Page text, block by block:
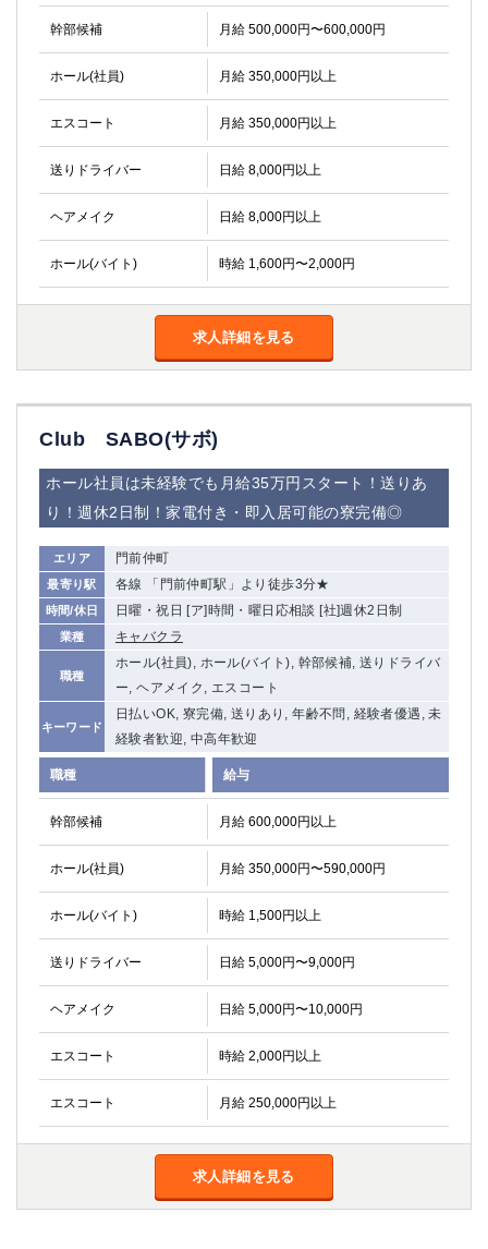
幹部候補 月給 500,000円〜600,000円
ホール(社員) 月給 350,000円以上
エスコート 月給 350,000円以上
送りドライバー 日給 8,000円以上
ヘアメイク 日給 8,000円以上
ホール(バイト) 時給 1,600円〜2,000円
求人詳細を見る
Club SABO(サボ)
ホール社員は未経験でも月給35万円スタート！送りあ
り！週休2日制！家電付き・即入居可能の寮完備◎
エリア 門前仲町
最寄り駅 各線 「門前仲町駅」より徒歩3分★
時間/休日 日曜・祝日 [ア]時間・曜日応相談 [社]週休2日制
業種 キャバクラ
職種
ホール(社員), ホール(バイト), 幹部候補, 送りドライバ
ー, ヘアメイク, エスコート
キーワード
日払いOK, 寮完備, 送りあり, 年齢不問, 経験者優遇, 未
経験者歓迎, 中高年歓迎
職種 給与
幹部候補 月給 600,000円以上
ホール(社員) 月給 350,000円〜590,000円
ホール(バイト) 時給 1,500円以上
送りドライバー 日給 5,000円〜9,000円
ヘアメイク 日給 5,000円〜10,000円
エスコート 時給 2,000円以上
エスコート 月給 250,000円以上
求人詳細を見る
三軒茶屋（南口）
①歌舞伎町 ②新宿 ③新宿三丁目 ④西
①歌舞伎町 ②新宿 ③西部新宿 ③東新宿
①歌舞伎町 ②新宿
①東武練馬 ②成増・板橋 ③大山 ②池袋
池袋東口
金町
大井町
大泉学園
下赤塚
亀戸
水道橋
浅草
祖師ヶ谷大蔵
小岩
久米川
西麻布
神奈川県
関内
横浜
川崎
溝の口
藤沢
武蔵小杉
橋本
小田原
横浜・桜木町
関内・馬車道・日ノ出町
元住吉
茅ヶ崎
戸塚
大船
厚木
横須賀
桜木町
埼玉県
大宮
南越谷
所沢
熊谷
獨協大学前＜草加松原＞ 北浦和（西口）
春日部
川口
蕨
船橋
津田沼
千葉
佐倉
柏（西口）
木更津